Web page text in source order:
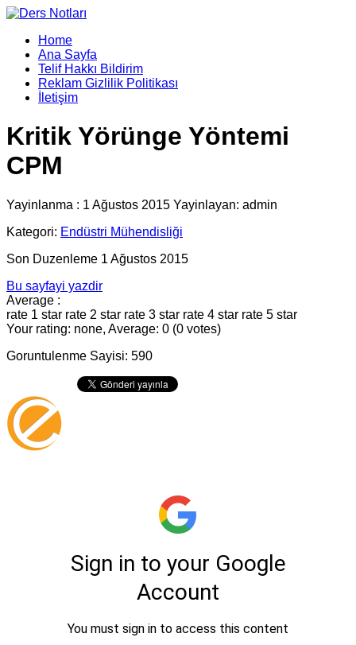
Home
Ana Sayfa
Telif Hakkı Bildirim
Reklam Gizlilik Politikası
İletişim
Kritik Yörünge Yöntemi
CPM
Yayinlanma : 1 Ağustos 2015 Yayinlayan: admin
Kategori: Endüstri Mühendisliği
Son Duzenleme 1 Ağustos 2015
Bu sayfayi yazdir
Average :
rate 1 star rate 2 star rate 3 star rate 4 star rate 5 star
Your rating: none, Average: 0 (0 votes)
Goruntulenme Sayisi: 590